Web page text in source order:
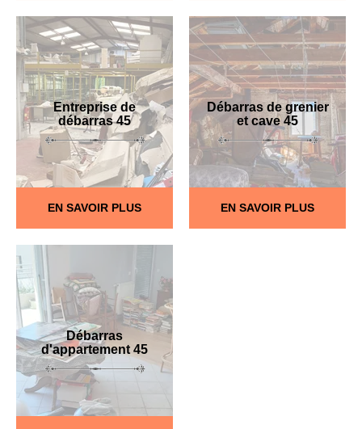
Entreprise de
débarras 45
EN SAVOIR PLUS
Débarras de grenier
et cave 45
EN SAVOIR PLUS
Débarras
d'appartement 45